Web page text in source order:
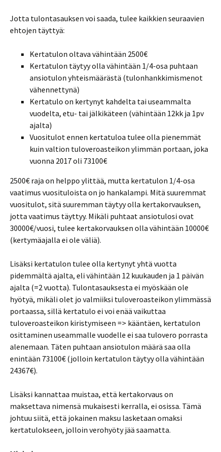
Jotta tulontasauksen voi saada, tulee kaikkien seuraavien
ehtojen täyttyä:
Kertatulon oltava vähintään 2500€
Kertatulon täytyy olla vähintään 1/4-osa puhtaan
ansiotulon yhteismäärästä (tulonhankkimismenot
vähennettynä)
Kertatulo on kertynyt kahdelta tai useammalta
vuodelta, etu- tai jälkikäteen (vähintään 12kk ja 1pv
ajalta)
Vuositulot ennen kertatuloa tulee olla pienemmät
kuin valtion tuloveroasteikon ylimmän portaan, joka
vuonna 2017 oli 73100€
2500€ raja on helppo ylittää, mutta kertatulon 1/4-osa
vaatimus vuosituloista on jo hankalampi. Mitä suuremmat
vuositulot, sitä suuremman täytyy olla kertakorvauksen,
jotta vaatimus täyttyy. Mikäli puhtaat ansiotulosi ovat
30000€/vuosi, tulee kertakorvauksen olla vähintään 10000€
(kertymäajalla ei ole väliä).
Lisäksi kertatulon tulee olla kertynyt yhtä vuotta
pidemmältä ajalta, eli vähintään 12 kuukauden ja 1 päivän
ajalta (=2 vuotta). Tulontasauksesta ei myöskään ole
hyötyä, mikäli olet jo valmiiksi tuloveroasteikon ylimmässä
portaassa, sillä kertatulo ei voi enää vaikuttaa
tuloveroasteikon kiristymiseen => kääntäen, kertatulon
osittaminen useammalle vuodelle ei saa tulovero porrasta
alenemaan. Täten puhtaan ansiotulon määrä saa olla
enintään 73100€ (jolloin kertatulon täytyy olla vähintään
24367€).
Lisäksi kannattaa muistaa, että kertakorvaus on
maksettava nimensä mukaisesti kerralla, ei osissa. Tämä
johtuu siitä, että jokainen maksu lasketaan omaksi
kertatulokseen, jolloin verohyöty jää saamatta.